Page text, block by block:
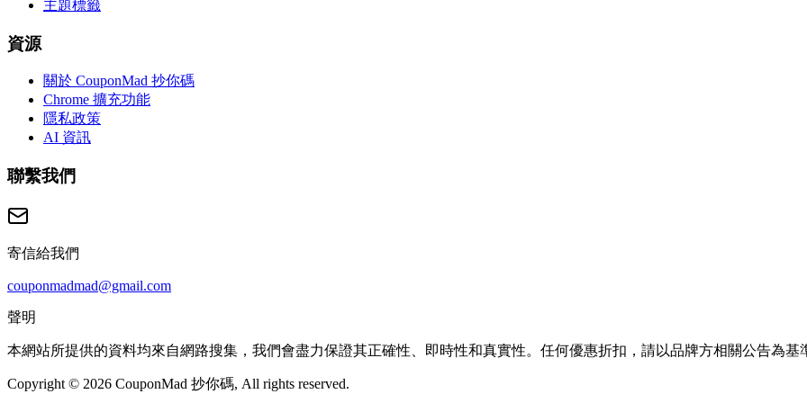
主題標籤
資源
關於 CouponMad 抄你碼
Chrome 擴充功能
隱私政策
AI 資訊
聯繫我們
寄信給我們
couponmadmad@gmail.com
聲明
本網站所提供的資料均來自網路搜集，我們會盡力保證其正確性、即時性和真實性。任何優惠折扣，請以品牌方相關公告為基
Copyright © 2026 CouponMad 抄你碼, All rights reserved.